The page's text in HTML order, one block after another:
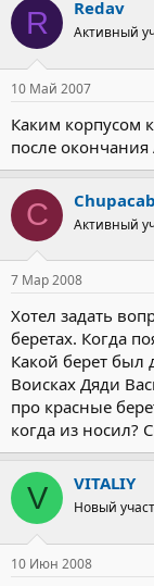
R Redav
Активный
10 Май 2007
Каким корпусом
после
C Активный
7 Мар 2008
Хотел задать
беретах. Когда
Какой берет был
Воисках Дяди
про красные
когда из носил?
V VITALIY
Новый
10 Июн 2008